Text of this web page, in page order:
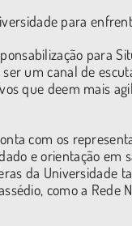
para
para
um canal de
que deem mais
com os
e orientação em
da Universidade
como a Rede